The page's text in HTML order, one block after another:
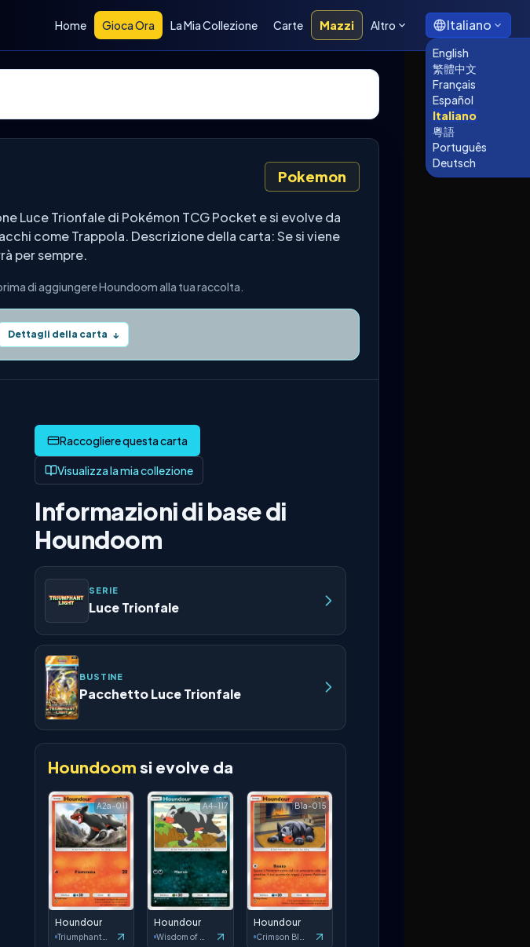
Home Gioca Ora La Mia Collezione Carte Mazzi Altro Italiano
English
繁體中文
Français
Español
Italiano
粵語
Português
Deutsch
Pokemon
Luce Trionfale di Pokémon TCG Pocket e si evolve da
come Trappola. Descrizione della carta: Se si viene
per sempre.
di aggiungere Houndoom alla tua raccolta.
Dettagli della carta ↓
Visualizza la mia collezione
Informazioni di base di
Houndoom
SERIE
Luce Trionfale
BUSTINE
Pacchetto Luce Trionfale
Houndoom si evolve da
A2a-011
Houndour
A4-117
Houndour
B1a-015
Houndour